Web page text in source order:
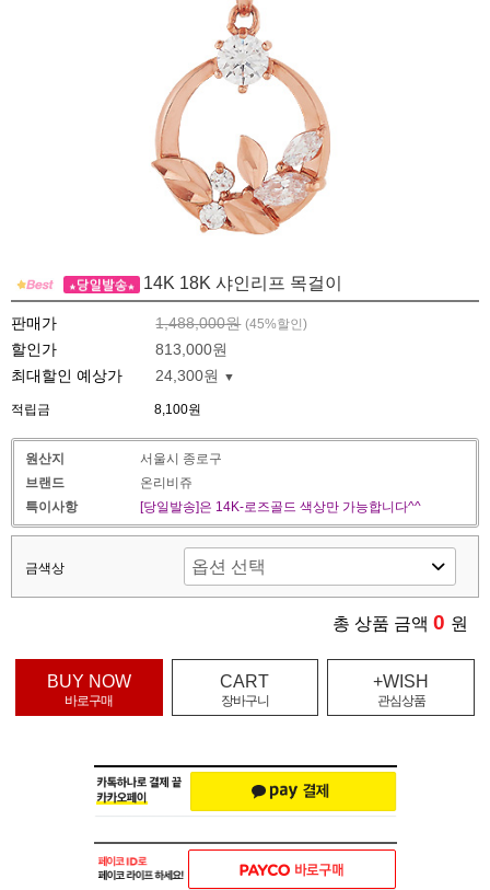
14K 18K 샤인리프 목걸이
판매가 1,488,000원 (45%할인)
할인가
813,000원
최대할인 예상가
24,300원
적립금 8,100원
원산지
서울시 종로구
브랜드
온리비쥬
특이사항
[당일발송]은 14K-로즈골드 색상만 가능합니다^^
금색상
총 상품 금액 0 원
BUY NOW
바로구매
CART
장바구니
+WISH
관심상품